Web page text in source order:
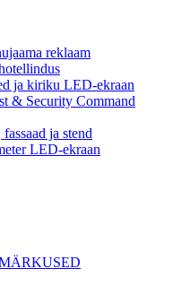
reklaam
ja kiriku LED-ekraan
& Security Command
ja stend
LED-ekraan